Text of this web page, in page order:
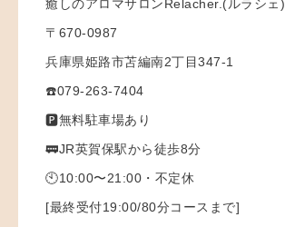
癒しのアロマサロンRelacher.(ルラシェ)
〒670-0987
兵庫県姫路市苫編南2丁目347-1
☎️079-263-7404
🅿️無料駐車場あり
🚃JR英賀保駅から徒歩8分
🕙10:00〜21:00・不定休
[最終受付19:00/80分コースまで]